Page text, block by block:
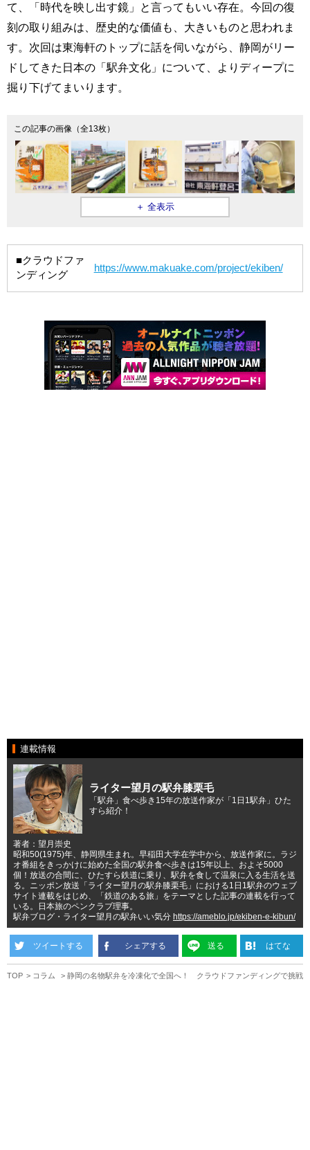
て、「時代を映し出す鏡」と言ってもいい存在。今回の復
刻の取り組みは、歴史的な価値も、大きいものと思われま
す。次回は東海軒のトップに話を伺いながら、静岡がリー
ドしてきた日本の「駅弁文化」について、よりディープに
掘り下げてまいります。
この記事の画像（全13枚）
＋ 全表示
■クラウドファ
ンディング
https://www.makuake.com/project/ekiben/
連載情報
ライター望月の駅弁膝栗毛
「駅弁」食べ歩き15年の放送作家が「1日1駅弁」ひた
すら紹介！
著者：望月崇史
昭和50(1975)年、静岡県生まれ。早稲田大学在学中から、放送作家に。ラジ
オ番組をきっかけに始めた全国の駅弁食べ歩きは15年以上、およそ5000
個！放送の合間に、ひたすら鉄道に乗り、駅弁を食して温泉に入る生活を送
る。ニッポン放送「ライター望月の駅弁膝栗毛」における1日1駅弁のウェブ
サイト連載をはじめ、「鉄道のある旅」をテーマとした記事の連載を行って
いる。日本旅のペンクラブ理事。
駅弁ブログ・ライター望月の駅弁いい気分 https://ameblo.jp/ekiben-e-kibun/
ツイートする シェアする 送る はてな
TOP コラム 静岡の名物駅弁を冷凍化で全国へ！ クラウドファンディングで挑戦